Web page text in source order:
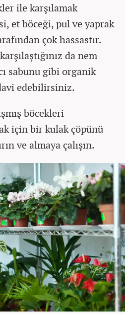
ile karşılamak
et böceği, pul ve yaprak
çok hassastır.
da nem
sabunu gibi organik
edebilirsiniz.
böcekleri
için bir kulak çöpünü
ve almaya çalışın.